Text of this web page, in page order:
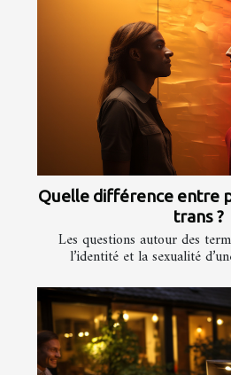
Quelle différence entre
trans ?
Les questions autour des
l’identité et la sexualité